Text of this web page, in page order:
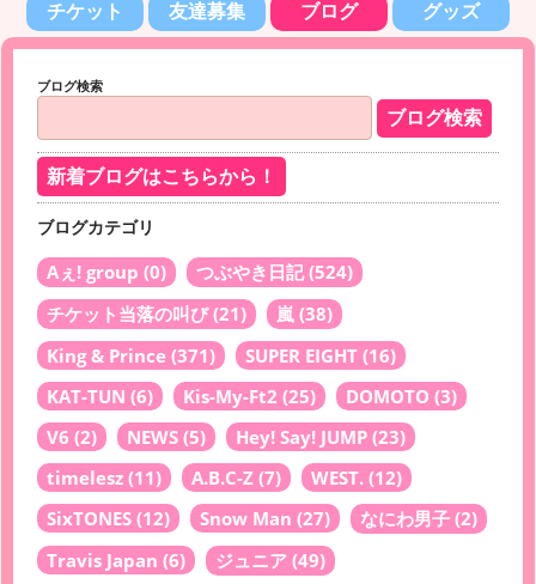
チケット 友達募集 ブログ グッズ
ブログ検索
新着ブログはこちらから！
ブログカテゴリ
Aぇ! group (0) つぶやき日記(524)
チケット当落の叫び(21) 嵐 (38)
King & Prince (371) SUPER EIGHT (16)
KAT-TUN (6) Kis-My-Ft2 (25) DOMOTO (3)
V6 (2) NEWS (5) Hey! Say! JUMP (23)
timelesz (11) A.B.C-Z (7) WEST. (12)
SixTONES (12) Snow Man (27) なにわ男子 (2)
Travis Japan (6) ジュニア (49)